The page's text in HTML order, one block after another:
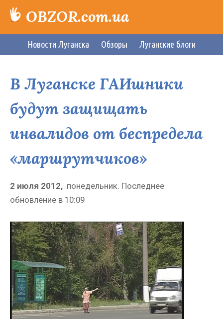
OBZOR.com.ua
Новости Луганска Обзоры Луганские блоги
В Луганске ГАИшники
будут защищать
инвалидов от беспредела
«маршрутчиков»
2 июля 2012, понедельник. Последнее
обновление в 10:09